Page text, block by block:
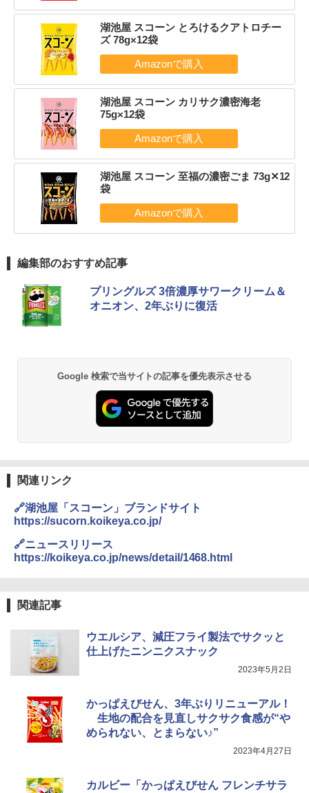
湖池屋 スコーン とろけるクアトロチー
ズ 78g×12袋
湖池屋 スコーン カリサク濃密海老
75g×12袋
湖池屋 スコーン 至福の濃密ごま 73g✕12
袋
編集部のおすすめ記事
プリングルズ 3倍濃厚サワークリーム＆
オニオン、2年ぶりに復活
Google 検索で当サイトの記事を優先表示させる
関連リンク
🔗湖池屋「スコーン」ブランドサイト
https://sucorn.koikeya.co.jp/
🔗ニュースリリース
https://koikeya.co.jp/news/detail/1468.html
関連記事
ウエルシア、減圧フライ製法でサクッと
仕上げたニンニクスナック
2023年5月2日
かっぱえびせん、3年ぶりリニューアル！
生地の配合を見直しサクサク食感が“や
められない、とまらない♪”
2023年4月27日
カルビー「かっぱえびせん フレンチサラ